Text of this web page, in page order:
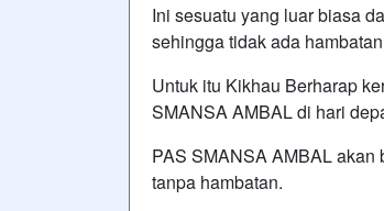
Ini sesuatu yang luar biasa
sehingga tidak ada
Untuk itu Kikhau Berharap
SMANSA AMBAL di hari
PAS SMANSA AMBAL
tanpa hambatan.